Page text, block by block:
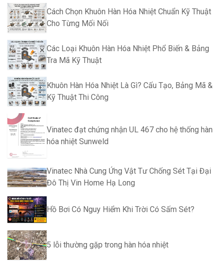
Cách Chọn Khuôn Hàn Hóa Nhiệt Chuẩn Kỹ Thuật
Cho Từng Mối Nối
Các Loại Khuôn Hàn Hóa Nhiệt Phổ Biến & Bảng
Tra Mã Kỹ Thuật
Khuôn Hàn Hóa Nhiệt Là Gì? Cấu Tạo, Bảng Mã &
Kỹ Thuật Thi Công
Vinatec đạt chứng nhận UL 467 cho hệ thống hàn
hóa nhiệt Sunweld
Vinatec Nhà Cung Ứng Vật Tư Chống Sét Tại Đại
Đô Thị Vin Home Hạ Long
Hồ Bơi Có Nguy Hiểm Khi Trời Có Sấm Sét?
5 lỗi thường gặp trong hàn hóa nhiệt